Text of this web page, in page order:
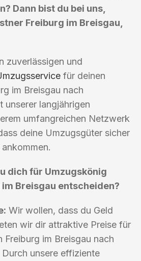
Dann bist du bei uns,
Freiburg im Breisgau,
zuverlässigen und
für deinen
im Breisgau nach
unserer langjährigen
umfangreichen Netzwerk
deine Umzugsgüter sicher
dich für Umzugskönig
Breisgau entscheiden?
Wir wollen, dass du Geld
wir dir attraktive Preise für
Freiburg im Breisgau nach
unsere effiziente